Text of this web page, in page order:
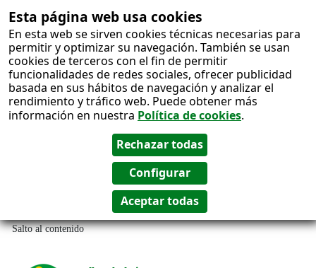
Esta página web usa cookies
En esta web se sirven cookies técnicas necesarias para
permitir y optimizar su navegación. También se usan
cookies de terceros con el fin de permitir
funcionalidades de redes sociales, ofrecer publicidad
basada en sus hábitos de navegación y analizar el
rendimiento y tráfico web. Puede obtener más
información en nuestra Política de cookies.
Salto al contenido